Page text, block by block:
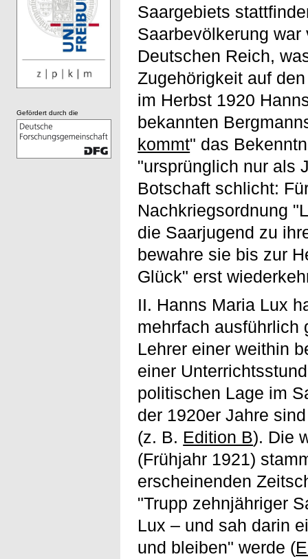
Saargebiets
Saarbevölkerung
Deutschen Reich,
Zugehörigkeit auf
im Herbst 1920
bekannten
kommt" das
"ursprünglich nur als
Botschaft schlicht:
Nachkriegsordnung
die Saarjugend zu
bewahre sie bis zur
Glück" erst
II. Hanns Maria Lux
mehrfach ausführlich
Lehrer einer weithin
einer
politischen Lage im
der 1920er Jahre
(z. B. Edition B). Die
(Frühjahr 1921)
erscheinenden
"Trupp zehnjähriger
Lux – und sah darin
und bleiben" werde (
Gefördert durch die